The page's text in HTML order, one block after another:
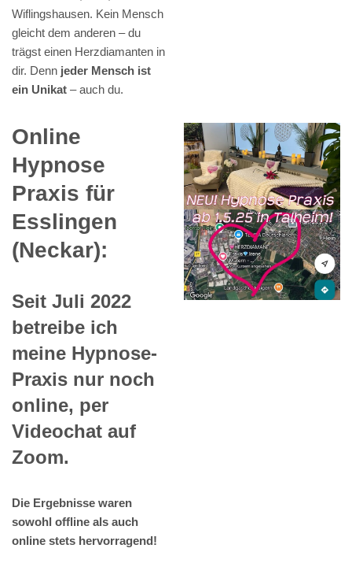
Wiflingshausen. Kein Mensch
gleicht dem anderen – du
trägst einen Herzdiamanten in
dir. Denn jeder Mensch ist
ein Unikat – auch du.
Online
Hypnose
Praxis für
Esslingen
(Neckar):
Seit Juli 2022
betreibe ich
meine Hypnose-
Praxis nur noch
online, per
Videochat auf
Zoom.
Die Ergebnisse waren
sowohl offline als auch
online stets hervorragend!